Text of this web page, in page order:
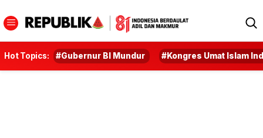
Hot Topics: #Gubernur BI Mundur #Kongres Umat Islam